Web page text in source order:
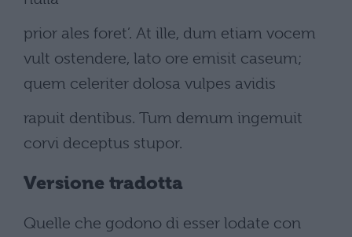
prior ales foret’. At ille, dum etiam vocem
vult ostendere, lato ore emisit caseum;
quem celeriter dolosa vulpes avidis
rapuit dentibus. Tum demum ingemuit
corvi deceptus stupor.
Versione tradotta
Quelle che godono di esser lodate con